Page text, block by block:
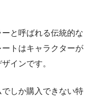
と呼ばれる伝統的な
トはキャラクターが
インです。
しか購入できない特